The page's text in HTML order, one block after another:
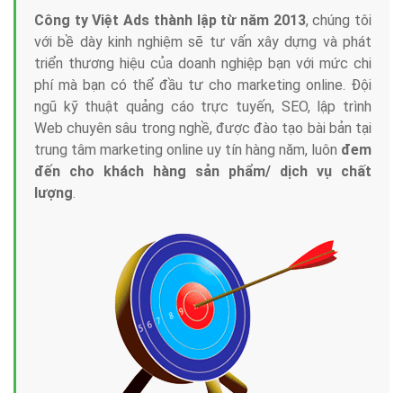
Công ty Việt Ads thành lập từ năm 2013, chúng tôi
với bề dày kinh nghiệm sẽ tư vấn xây dựng và phát
triển thương hiệu của doanh nghiệp bạn với mức chi
phí mà bạn có thể đầu tư cho marketing online. Đội
ngũ kỹ thuật quảng cáo trực tuyến, SEO, lập trình
Web chuyên sâu trong nghề, được đào tạo bài bản tại
trung tâm marketing online uy tín hàng năm, luôn đem
đến cho khách hàng sản phẩm/ dịch vụ chất
lượng.